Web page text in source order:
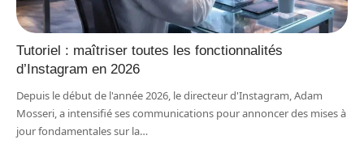
Tutoriel : maîtriser toutes les fonctionnalités
d’Instagram en 2026
Depuis le début de l'année 2026, le directeur d'Instagram, Adam
Mosseri, a intensifié ses communications pour annoncer des mises à
jour fondamentales sur la…